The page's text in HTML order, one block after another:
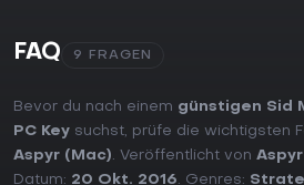
FAQ 9 FRAGEN
Bevor du nach einem günstigen Sid
PC Key suchst, prüfe die wichtigsten
Aspyr (Mac). Veröffentlicht von
Datum: 20 Okt. 2016. Genres: